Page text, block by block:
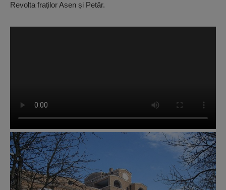
Revolta fraților Asen și Petăr.